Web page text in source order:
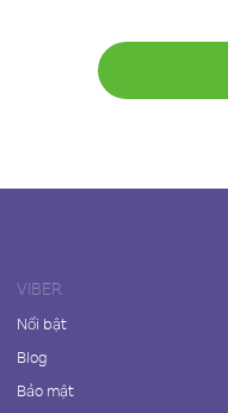
VIBER
Nổi bật
Blog
Bảo mật